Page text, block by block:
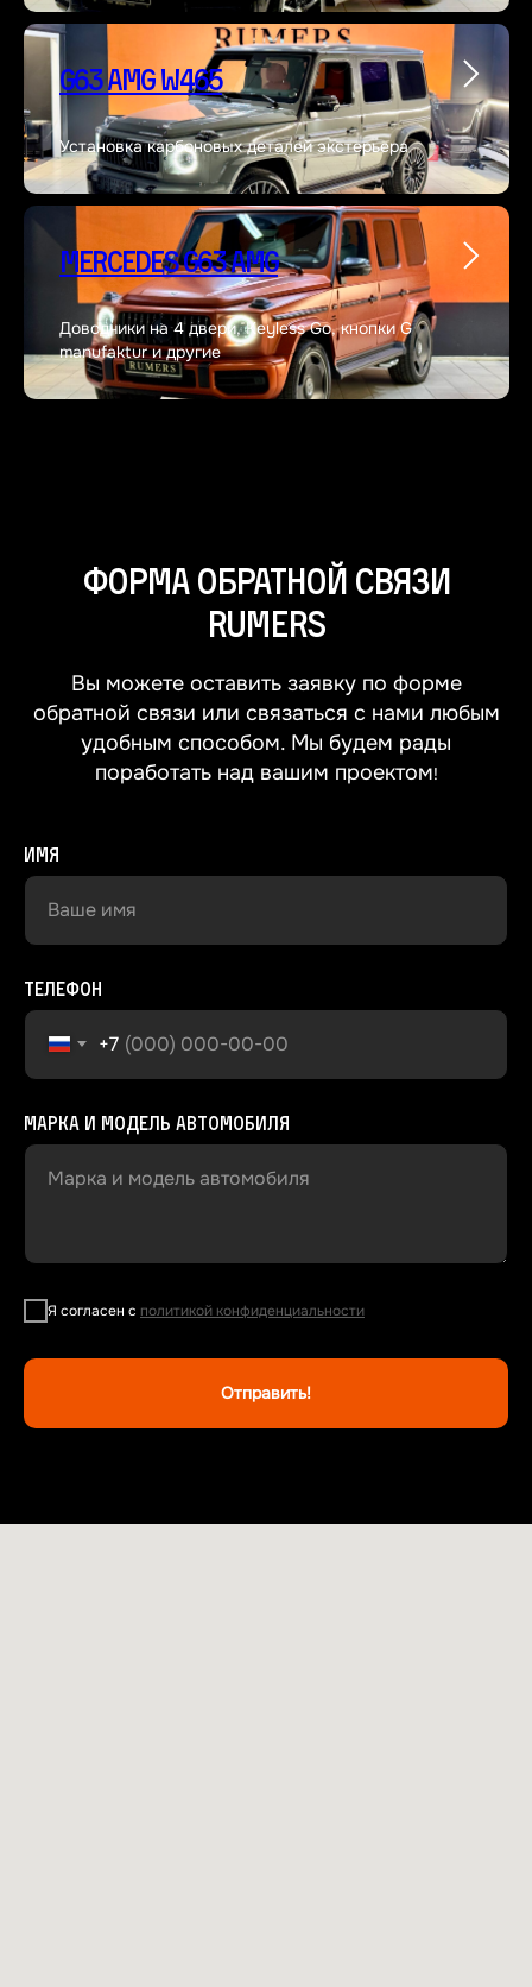
G63 AMG W465
Установка карбоновых деталей экстерьера
Mercedes G63 AMG
Доводчики на 4 двери, Keyless Go, кнопки G
manufaktur и другие
Форма обратной связи
RUMERS
Вы можете оставить заявку по форме
обратной связи или связаться с нами любым
удобным способом. Мы будем рады
поработать над вашим проектом!
Имя
Ваше имя
Телефон
+7
Марка и модель автомобиля
Марка и модель автомобиля
Я согласен с политикой конфиденциальности
Отправить!